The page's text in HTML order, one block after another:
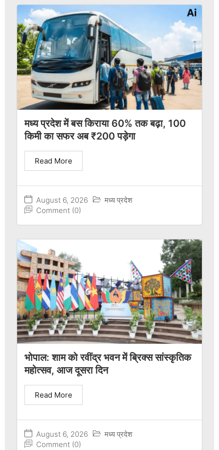
मध्य प्रदेश में बस किराया 60% तक बढ़ा, 100
किमी का सफर अब ₹200 पड़ेगा
August 6, 2026
मध्य प्रदेश
Comment (0)
Read More
भोपाल: शाम को रवींद्र भवन में ब्रिक्स सांस्कृतिक
महोत्सव, आज दूसरा दिन
August 6, 2026
मध्य प्रदेश
Comment (0)
Read More